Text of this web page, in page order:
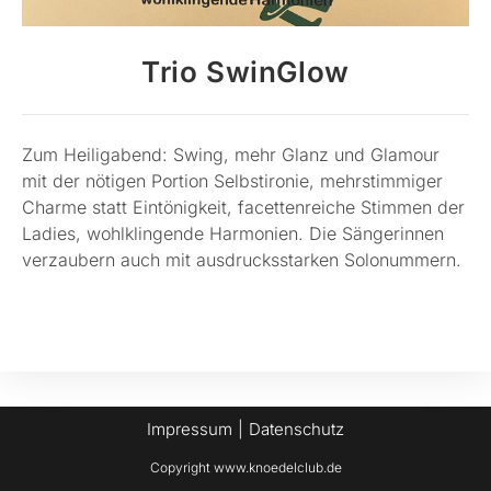
Trio SwinGlow
Zum Heiligabend: Swing, mehr Glanz und Glamour
mit der nötigen Portion Selbstironie, mehrstimmiger
Charme statt Eintönigkeit, facettenreiche Stimmen der
Ladies, wohlklingende Harmonien. Die Sängerinnen
verzaubern auch mit ausdrucksstarken Solonummern.
Impressum Datenschutz
Copyright www.knoedelclub.de